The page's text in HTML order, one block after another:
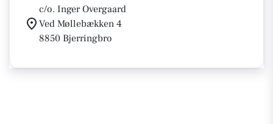
c/o. Inger Overgaard
Ved Møllebækken 4
8850 Bjerringbro